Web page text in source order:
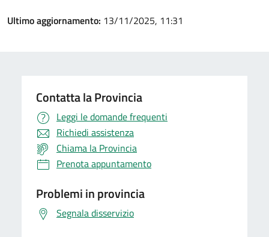
Ultimo aggiornamento: 13/11/2025, 11:31
Contatta la Provincia
Leggi le domande frequenti
Richiedi assistenza
Chiama la Provincia
Prenota appuntamento
Problemi in provincia
Segnala disservizio